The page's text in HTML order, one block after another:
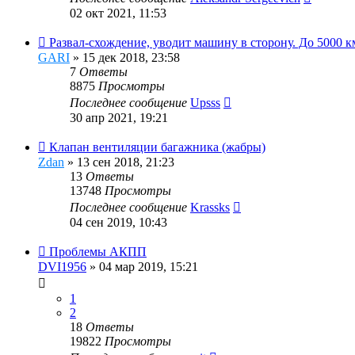
02 окт 2021, 11:53
Развал-схождение, уводит машину в сторону. До 5000
GARI » 15 дек 2018, 23:58
7 Ответы
8875 Просмотры
Последнее сообщение Upsss
30 апр 2021, 19:21
Клапан вентиляции багажника (жабры)
Zdan » 13 сен 2018, 21:23
13 Ответы
13748 Просмотры
Последнее сообщение Krassks
04 сен 2019, 10:43
Проблемы АКПП
DVI1956 » 04 мар 2019, 15:21
1
2
18 Ответы
19822 Просмотры